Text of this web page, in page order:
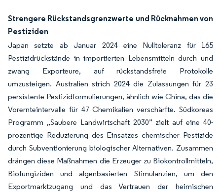
Strengere Rückstandsgrenzwerte und Rücknahmen von
Pestiziden
Japan setzte ab Januar 2024 eine Nulltoleranz für 165
Pestizidrückstände in importierten Lebensmitteln durch und
zwang Exporteure, auf rückstandsfreie Protokolle
umzusteigen. Australien strich 2024 die Zulassungen für 23
persistente Pestizidformulierungen, ähnlich wie China, das die
Vorernteintervalle für 47 Chemikalien verschärfte. Südkoreas
Programm „Saubere Landwirtschaft 2030” zielt auf eine 40-
prozentige Reduzierung des Einsatzes chemischer Pestizide
durch Subventionierung biologischer Alternativen. Zusammen
drängen diese Maßnahmen die Erzeuger zu Biokontrollmitteln,
Biofungiziden und algenbasierten Stimulanzien, um den
Exportmarktzugang und das Vertrauen der heimischen